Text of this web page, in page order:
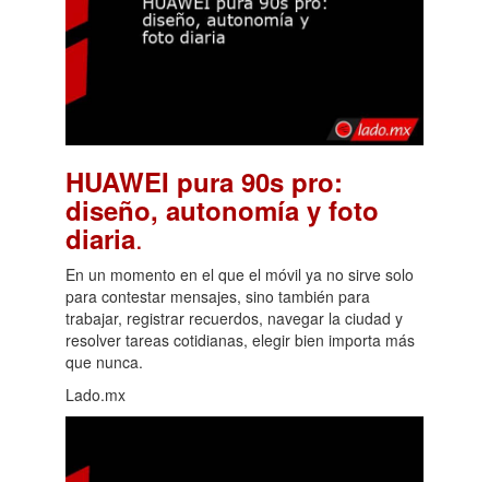
HUAWEI pura 90s pro:
diseño, autonomía y foto
diaria.
En un momento en el que el móvil ya no sirve solo
para contestar mensajes, sino también para
trabajar, registrar recuerdos, navegar la ciudad y
resolver tareas cotidianas, elegir bien importa más
que nunca.
Lado.mx